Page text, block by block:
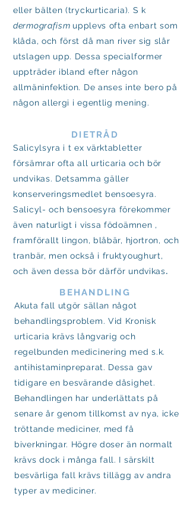
eller bälten (tryckurticaria). S k
dermografism upplevs ofta enbart som
klåda, och först då man river sig slår
utslagen upp. Dessa specialformer
uppträder ibland efter någon
allmäninfektion. De anses inte bero på
någon allergi i egentlig mening.
DIETRÅD
Salicylsyra i t ex värktabletter
försämrar ofta all urticaria och bör
undvikas. Detsamma gäller
konserveringsmedlet bensoesyra.
Salicyl- och bensoesyra förekommer
även naturligt i vissa födoämnen ,
framförallt lingon, blåbär, hjortron, och
tranbär, men också i fruktyoughurt,
och även dessa bör därför undvikas.
BEHANDLING
Akuta fall utgör sällan något
behandlingsproblem. Vid Kronisk
urticaria krävs långvarig och
regelbunden medicinering med s.k.
antihistaminpreparat. Dessa gav
tidigare en besvärande dåsighet.
Behandlingen har underlättats på
senare år genom tillkomst av nya, icke
tröttande mediciner, med få
biverkningar. Högre doser än normalt
krävs dock i många fall. I särskilt
besvärliga fall krävs tillägg av andra
typer av mediciner.